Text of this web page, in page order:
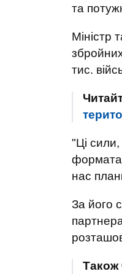
та
Міністр
тис.
"Ці сили,
нас
За його
Також